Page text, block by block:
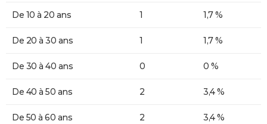
De 10 à 20 ans 1 1,7 %
De 20 à 30 ans 1 1,7 %
De 30 à 40 ans 0 0 %
De 40 à 50 ans 2 3,4 %
De 50 à 60 ans 2 3,4 %